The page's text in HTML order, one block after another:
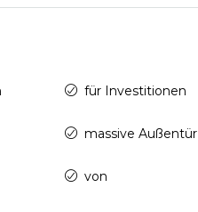
für Investitionen
massive Außentür
von